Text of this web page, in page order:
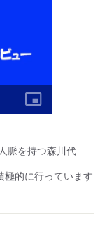
Picture-
in-
脈を持つ森川代
極的に行っています